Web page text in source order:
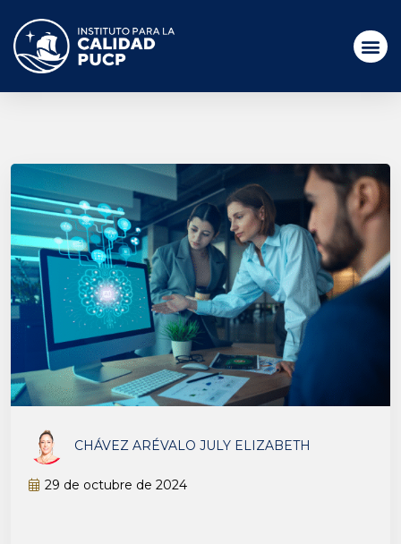
CHÁVEZ ARÉVALO JULY ELIZABETH
29 de octubre de 2024